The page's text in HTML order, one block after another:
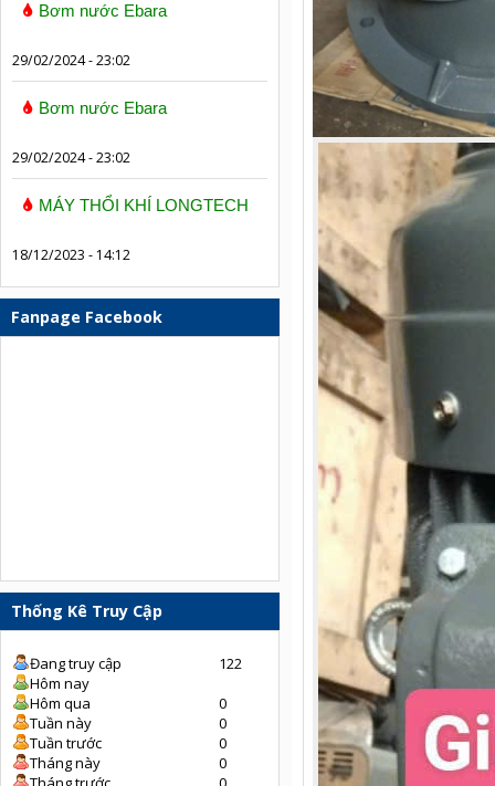
Bơm nước Ebara
29/02/2024 - 23:02
Bơm nước Ebara
29/02/2024 - 23:02
MÁY THỔI KHÍ LONGTECH
18/12/2023 - 14:12
Fanpage Facebook
Thống Kê Truy Cập
Đang truy cập
122
Hôm nay
Hôm qua
0
Tuần này
0
Tuần trước
0
Tháng này
0